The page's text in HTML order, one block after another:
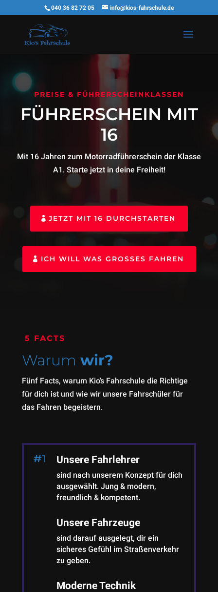
040 36 82 72 05 info@kios-fahrschule.de
PREISE & FÜHRERSCHEINKLASSEN
FÜHRERSCHEIN MIT
16
Mit 16 Jahren zum Motorradführerschein der Klasse
A1. Starte jetzt in deine Freiheit!
JETZT MIT 16 DURCHSTARTEN
ICH WILL WAS GROSSES FAHREN
5 FACTS
Warum wir?
Fünf Facts, warum Kio’s Fahrschule die Richtige
für dich ist und wie wir unsere Fahrschüler für
das Fahren begeistern.
Unsere Fahrlehrer
sind nach unserem Konzept für dich
ausgewählt. Jung & modern,
freundlich & kompetent.
Unsere Fahrzeuge
sind darauf ausgelegt, dir ein
sicheres Gefühl im Straßenverkehr
zu geben.
Moderne Technik